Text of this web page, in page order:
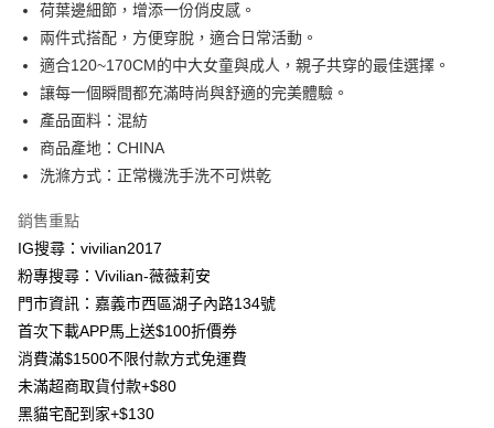
玉山商業銀行
台新國際商業銀行
中國信託商業銀行
台灣樂天信用卡公司
Google Pay
【大哥付你分期使用說明】
1.本服務由台灣大哥大提供，台灣大哥大用戶可立即使用無須另外申請。
2.付款方式選擇「大哥付你分期」，訂單成立後會自動跳轉到大哥付的交易
成交易。
3.實際核准額度、可分期數及費用金額請依後續交易確認頁面所載為準。
4.訂單成立30分鐘內，如未前往確認交易或遇審核未通過，訂單將自動取
消。如遇「轉專審核」未通過狀況，表示未達大哥付你分期系統評分，恕無
【繳款方式說明】
1.分期款項不併入電信帳單，「大哥付你分期」於每月結算日後寄送繳費提
醒簡訊。
2.透過簡訊連結打開帳單後，可選擇「超商條碼／台灣大直營門市／銀行轉
帳／街口支付／iPASS MONEY」等通路繳費。
AFTEE先享後付
相關說明
AFTEE先享後付是「在收到商品之後才付款」的支付方式。 讓您購物簡單
便利好安心！
１．簡單：不需註冊會員、不需綁卡、不需儲值。
２．便利：只要手機號碼，簡訊認證，即可結帳。
３．安心：先確認商品／服務後，再付款。
【「AFTEE先享後付」結帳流程】
１．於結帳方式選擇「AFTEE先享後付」後，將跳轉至「AFTEE先享後付」
結帳頁面，進行簡訊認證並確認金額後，即可完成結帳。
２．訂單成立數日內，您將收到繳費通知簡訊。
３．收到繳費通知簡訊後14天內，點擊此簡訊中的連結，可透過四大超商／
ATM付款
貨到付款
運送方式
全家取貨付款
每筆NT$80，滿NT$1,500(含以上)免運費
7-11取貨付款
荷葉邊細節，增添一份俏皮感。
兩件式搭配，方便穿脫，適合日常活動。
適合120~170CM的中大女童與成人，親子共穿的最佳選擇。
讓每一個瞬間都充滿時尚與舒適的完美體驗。
產品面料：混紡
商品產地：CHINA
洗滌方式：正常機洗手洗不可烘乾
銷售重點
IG搜尋：vivilian2017
粉專搜尋：Vivilian-薇薇莉安
門市資訊：嘉義市西區湖子內路134號
首次下載APP馬上送$100折價券
消費滿$1500不限付款方式免運費
未滿超商取貨付款+$80
黑貓宅配到家+$130